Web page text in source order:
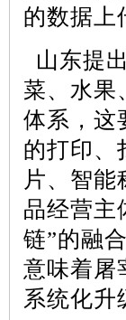
的数据上
山东提
菜、水果
体系，这
的打印、
片、智
品经营主
链”的融
意味着屠
系统化升